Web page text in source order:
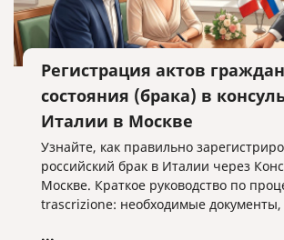
Регистрация актов
состояния (брака) в
Италии в Москве
Узнайте, как правильно
российский брак в Италии через
Москве. Краткое руководство по
trascrizione: необходимые документы,
...